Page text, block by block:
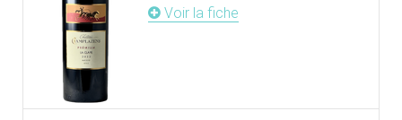
Voir la fiche